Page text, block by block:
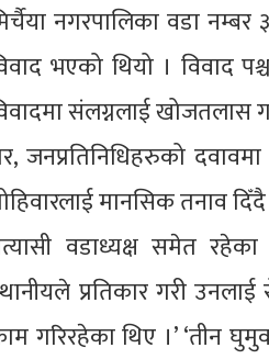
नगरपालिका वडा
भएको थियो । विवाद
संलग्नलाई खोजतलास
जनप्रतिनिधिहरुको दवावमा
मानसिक तनाव
वडाध्यक्ष समेत
प्रतिकार गरी
गरिरहेका थिए ।’ ‘तीन